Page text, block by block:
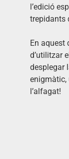
l’edició
trepidants
En aquest
d’utilitzar
desplegar
enigmàtic,
l’alfagat!